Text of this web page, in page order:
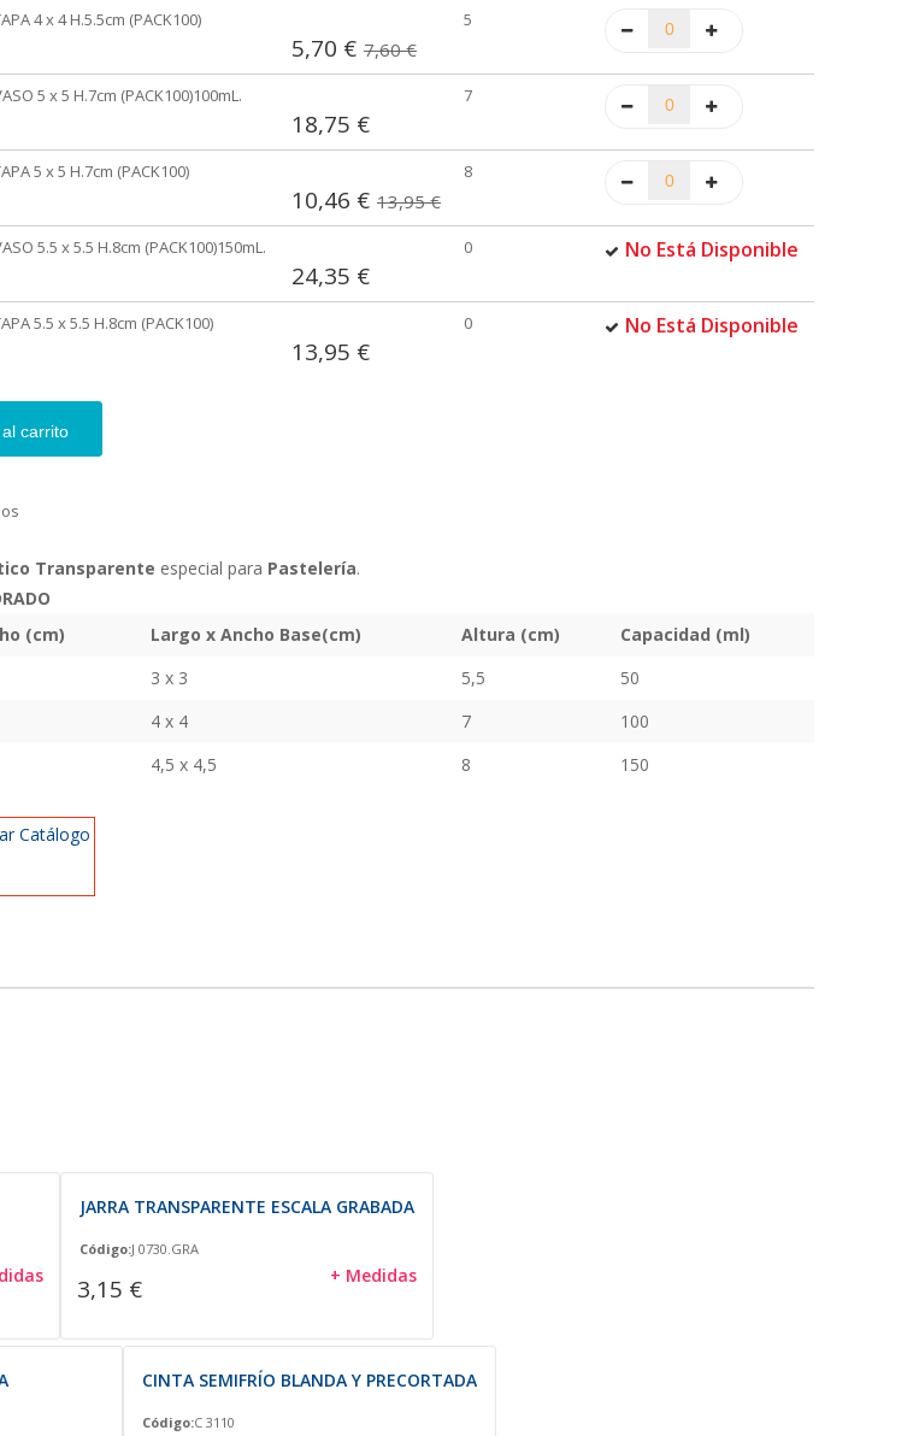
4 x 4 H.5.5cm (PACK100)
5,70 € 7,60 €
5
5 x 5 H.7cm (PACK100)100mL.
18,75 €
7
5 x 5 H.7cm (PACK100)
10,46 € 13,95 €
8
5.5 x 5.5 H.8cm (PACK100)150mL.
24,35 €
0 No Está Disponible
5.5 x 5.5 H.8cm (PACK100)
13,95 €
0 No Está Disponible
carrito
Transparente especial para Pastelería.
(cm)
Largo x Ancho Base(cm) Altura (cm)
Capacidad (ml)
3 x 3 5,5
50
4 x 4 7
100
4,5 x 4,5 8 150
Catálogo
JARRA TRANSPARENTE ESCALA GRABADA
Código:J 0730.GRA
3,15 € + Medidas
CINTA SEMIFRÍO BLANDA Y PRECORTADA
Código:C 3110